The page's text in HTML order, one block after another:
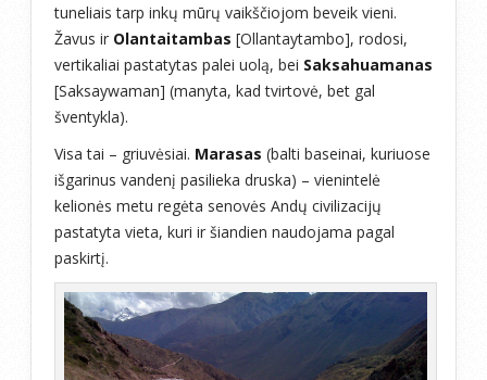
tuneliais tarp inkų mūrų vaikščiojom beveik vieni.
Žavus ir Olantaitambas [Ollantaytambo], rodosi,
vertikaliai pastatytas palei uolą, bei Saksahuamanas
[Saksaywaman] (manyta, kad tvirtovė, bet gal
šventykla).
Visa tai – griuvėsiai. Marasas (balti baseinai, kuriuose
išgarinus vandenį pasilieka druska) – vienintelė
kelionės metu regėta senovės Andų civilizacijų
pastatyta vieta, kuri ir šiandien naudojama pagal
paskirtį.